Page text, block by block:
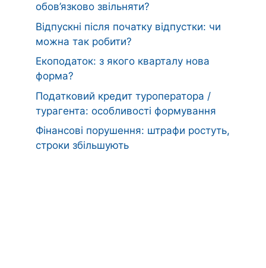
обов’язково звільняти?
Відпускні після початку відпустки: чи
можна так робити?
Екоподаток: з якого кварталу нова
форма?
Податковий кредит туроператора /
турагента: особливості формування
Фінансові порушення: штрафи ростуть,
строки збільшують